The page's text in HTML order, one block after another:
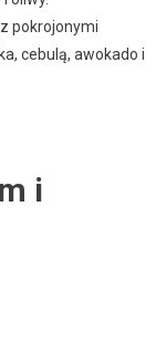
pokrojonymi
cebulą, awokado i
i